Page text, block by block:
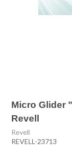
Micro Glider
Revell
Revell
REVELL-23713